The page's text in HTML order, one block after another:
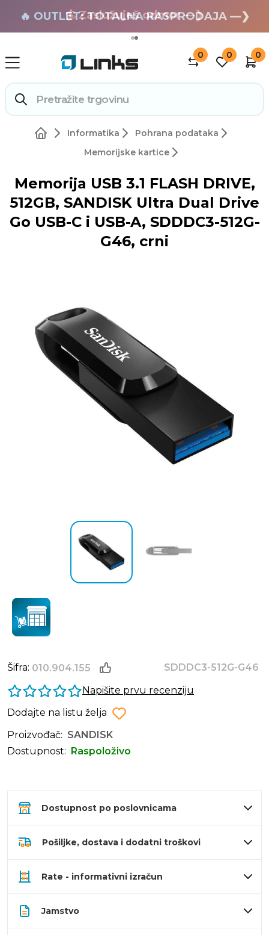
🏄 Zaslužuješ odmor —❯
🔥 OUTLET: TOTALNA RASPRODAJA —❯
0 0 0
Informatika
Pohrana podataka
Memorijske kartice
Memorija USB 3.1 FLASH DRIVE,
512GB, SANDISK Ultra Dual Drive
Go USB-C i USB-A, SDDDC3-512G-
G46, crni
Šifra: 010.904.155
SDDDC3-512G-G46
Napišite prvu recenziju
Dodajte na listu želja
Proizvođač: SANDISK
Dostupnost:
Raspoloživo
Dostupnost po poslovnicama
Pošiljke, dostava i dodatni troškovi
Rate - informativni izračun
Jamstvo